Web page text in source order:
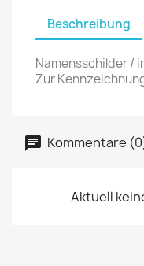
Beschreibung
Namensschilder /
Zur
Kommentare
Aktuell